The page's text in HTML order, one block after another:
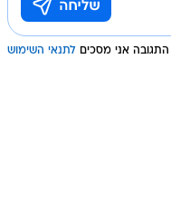
אני מסכים לתנאי השימוש